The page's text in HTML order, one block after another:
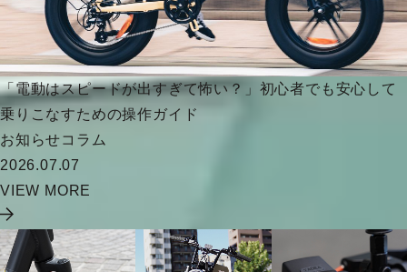
「電動はスピードが出すぎて怖い？」初心者でも安心して
乗りこなすための操作ガイド
お知らせコラム
2026.07.07
VIEW MORE